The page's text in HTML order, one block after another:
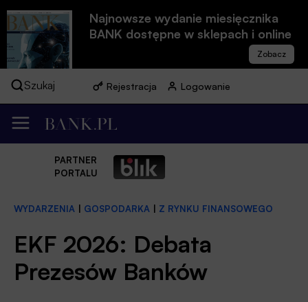
Najnowsze wydanie miesięcznika
BANK dostępne w sklepach i online
Szukaj Rejestracja Logowanie
PARTNER
PORTALU
WYDARZENIA GOSPODARKA Z RYNKU FINANSOWEGO
EKF 2026: Debata
Prezesów Banków